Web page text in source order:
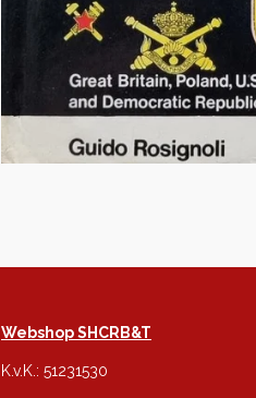
Webshop SHCRB&T
K.v.K.: 51231530